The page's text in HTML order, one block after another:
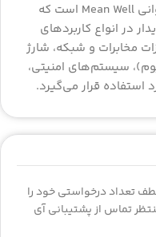
محصولات پرکاربرد و باکیفیت برند تایوانی Mean Well است که
در انواع کاربردهای
مخابرات و شبکه، شارژ
سیستم‌های امنیتی،
قرار می‌گیرد.
تعداد درخواستی خود را
تماس از پشتیبانی آی